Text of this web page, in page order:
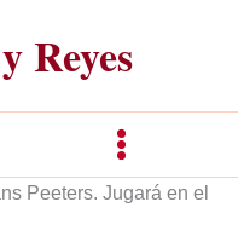
Reyes